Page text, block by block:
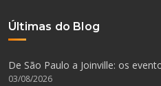
Últimas do Blog
De São Paulo a Joinville: os
03/08/2026